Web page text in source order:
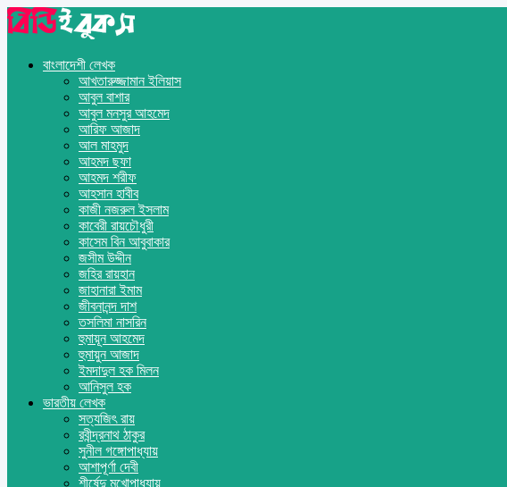
বাংলাদেশী লেখক
আখতারুজ্জামান ইলিয়াস
আবুল বাশার
আবুল মনসুর আহমেদ
আরিফ আজাদ
আল মাহমুদ
আহমদ ছফা
আহমদ শরীফ
আহসান হাবীব
কাজী নজরুল ইসলাম
কাবেরী রায়চৌধুরী
কাসেম বিন আবুবাকার
জসীম উদ্দীন
জহির রায়হান
জাহানারা ইমাম
জীবনানন্দ দাশ
তসলিমা নাসরিন
হুমায়ূন আহমেদ
হুমায়ুন আজাদ
ইমদাদুল হক মিলন
আনিসুল হক
ভারতীয় লেখক
সত্যজিৎ রায়
রবীন্দ্রনাথ ঠাকুর
সুনীল গঙ্গোপাধ্যায়
আশাপূর্ণা দেবী
শীর্ষেন্দু মুখোপাধ্যায়